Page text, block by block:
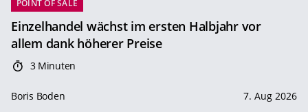
POINT OF SALE
Einzelhandel wächst im ersten Halbjahr vor
allem dank höherer Preise
3 Minuten
Boris Boden 7. Aug 2026